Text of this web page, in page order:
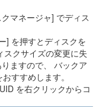
マネージャ] でディス
] を押すとディスクを
クサイズの変更に失
ますので、 バックア
すすめします。
を右クリックからコ